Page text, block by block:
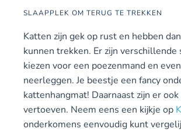
SLAAPPLEK OM TERUG TE TREKKEN
Katten zijn gek op rust en hebben
kunnen trekken. Er zijn
kiezen voor een poezenmand en
neerleggen. Je beestje een fancy
kattenhangmat! Daarnaast zijn er
vertoeven. Neem eens een kijkje op
onderkomens eenvoudig kunt